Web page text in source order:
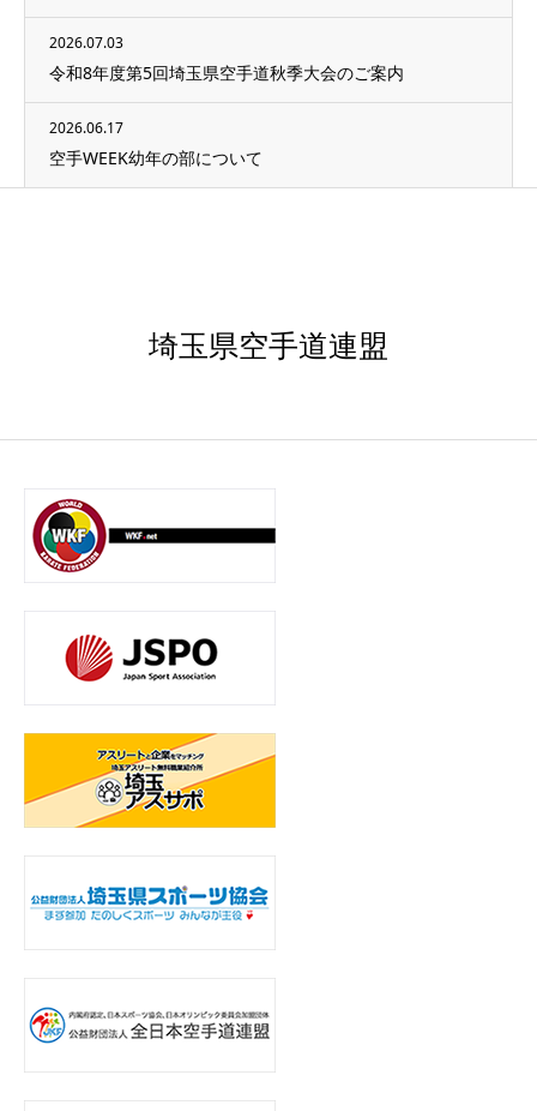
2026.07.03
令和8年度第5回埼玉県空手道秋季大会のご案内
2026.06.17
空手WEEK幼年の部について
埼玉県空手道連盟